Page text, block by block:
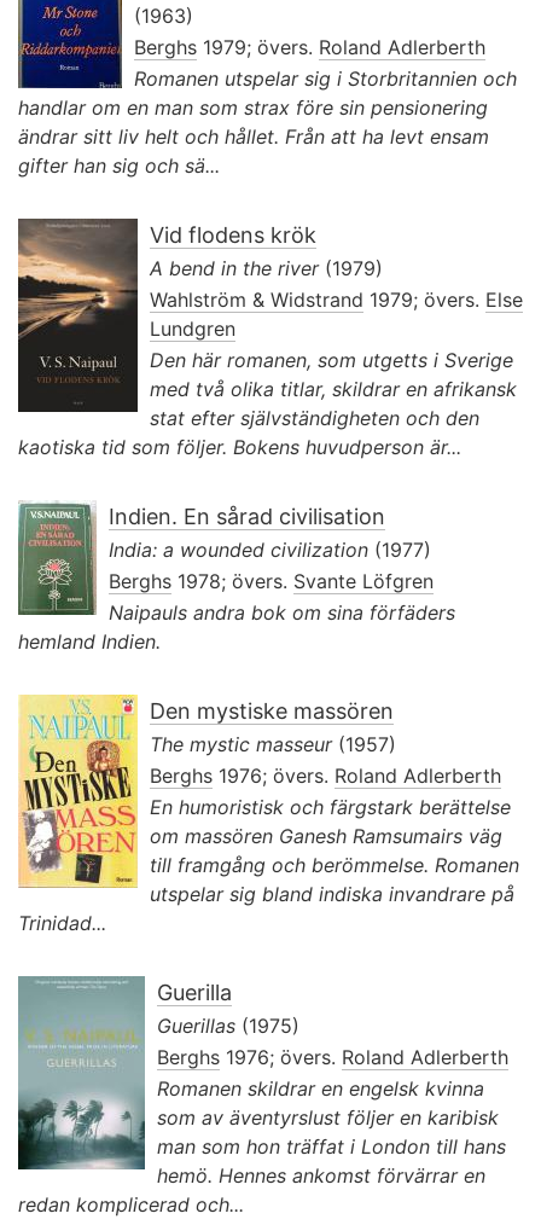
(1963)
Berghs 1979; övers. Roland Adlerberth
Romanen utspelar sig i Storbritannien och
handlar om en man som strax före sin pensionering
ändrar sitt liv helt och hållet. Från att ha levt ensam
gifter han sig och sä...
Vid flodens krök
A bend in the river(1979)
Wahlström & Widstrand 1979; övers. Else
Lundgren
Den här romanen, som utgetts i Sverige
med två olika titlar, skildrar en afrikansk
stat efter självständigheten och den
kaotiska tid som följer. Bokens huvudperson är...
Indien. En sårad civilisation
India: a wounded civilization (1977)
Berghs 1978; övers. Svante Löfgren
Naipauls andra bok om sina förfäders
hemland Indien.
Den mystiske massören
The mystic masseur(1957)
Berghs 1976; övers. Roland Adlerberth
En humoristisk och färgstark berättelse
om massören Ganesh Ramsumairs väg
till framgång och berömmelse. Romanen
utspelar sig bland indiska invandrare på
Trinidad...
Guerilla
Guerillas (1975)
Berghs 1976; övers. Roland Adlerberth
Romanen skildrar en engelsk kvinna
som av äventyrslust följer en karibisk
man som hon träffat i London till hans
hemö. Hennes ankomst förvärrar en
redan komplicerad och...